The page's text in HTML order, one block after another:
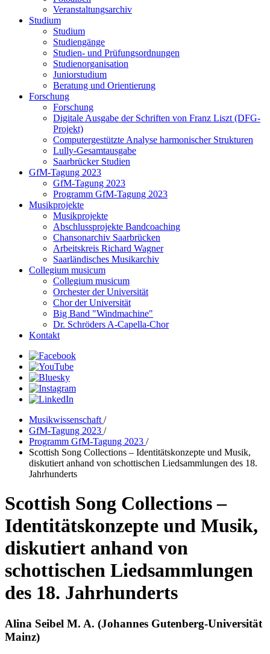
Veranstaltungsarchiv
Studium
Studium
Studiengänge
Studien- und Prüfungsordnungen
Studienorganisation
Juniorstudium
Beratung und Orientierung
Forschung
Forschung
Digitale Ausgabe der Schriften von Franz Liszt (DFG-
Projekt)
Computergestützte Analyse harmonischer Strukturen
Lully-Gesamtausgabe
Saarbrücker Studien
GfM-Tagung 2023
GfM-Tagung 2023
Programm GfM-Tagung 2023
Musikprojekte
Musikprojekte
Abschlussprojekte Bandcoaching
Chansonarchiv Saarbrücken
Arbeitskreis Richard Wagner
Saarländisches Musikarchiv
Collegium musicum
Collegium musicum
Orchester der Universität
Chor der Universität
Big Band "Windmachine"
Dr. Schröders A-Capella-Chor
Kontakt
Musikwissenschaft /
GfM-Tagung 2023 /
Programm GfM-Tagung 2023 /
Scottish Song Collections – Identitätskonzepte und Musik,
diskutiert anhand von schottischen Liedsammlungen des 18.
Jahrhunderts
Scottish Song Collections –
Identitätskonzepte und Musik,
diskutiert anhand von
schottischen Liedsammlungen
des 18. Jahrhunderts
Alina Seibel M. A. (Johannes Gutenberg-Universität
Mainz)